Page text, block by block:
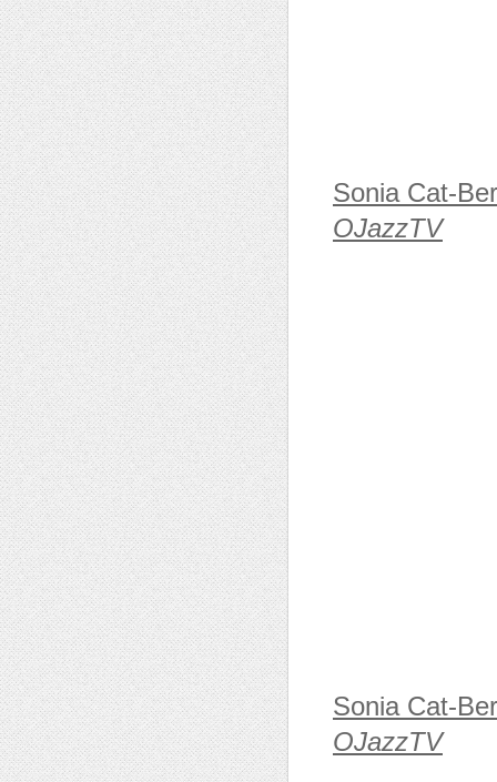
Sonia Cat-
OJazzTV
Sonia Cat-
OJazzTV